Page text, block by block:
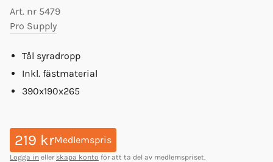
Art. nr 5479
Pro Supply
Tål syradropp
Inkl. fästmaterial
390x190x265
219 krMedlemspris
Logga in eller skapa konto för att ta del av medlemspriset.